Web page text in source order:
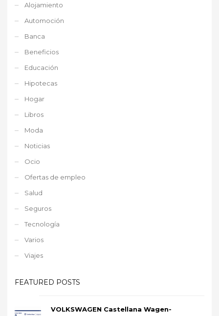
Alojamiento
Automoción
Banca
Beneficios
Educación
Hipotecas
Hogar
Libros
Moda
Noticias
Ocio
Ofertas de empleo
Salud
Seguros
Tecnología
Varios
Viajes
FEATURED POSTS
VOLKSWAGEN Castellana Wagen-